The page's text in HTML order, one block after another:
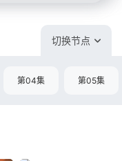
切换节点
第04集 第05集